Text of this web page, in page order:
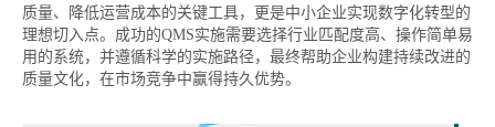
质量、降低运营成本的关键工具，更是中小企业实现数字化转型的
理想切入点。成功的QMS实施需要选择行业匹配度高、操作简单易
用的系统，并遵循科学的实施路径，最终帮助企业构建持续改进的
质量文化，在市场竞争中赢得持久优势。